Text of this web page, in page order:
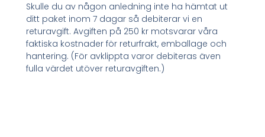
Skulle du av någon anledning inte ha hämtat ut
ditt paket inom 7 dagar så debiterar vi en
returavgift. Avgiften på 250 kr motsvarar våra
faktiska kostnader för returfrakt, emballage och
hantering. (För avklippta varor debiteras även
fulla värdet utöver returavgiften.)